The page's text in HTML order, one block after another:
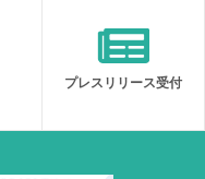
プレスリリース受付